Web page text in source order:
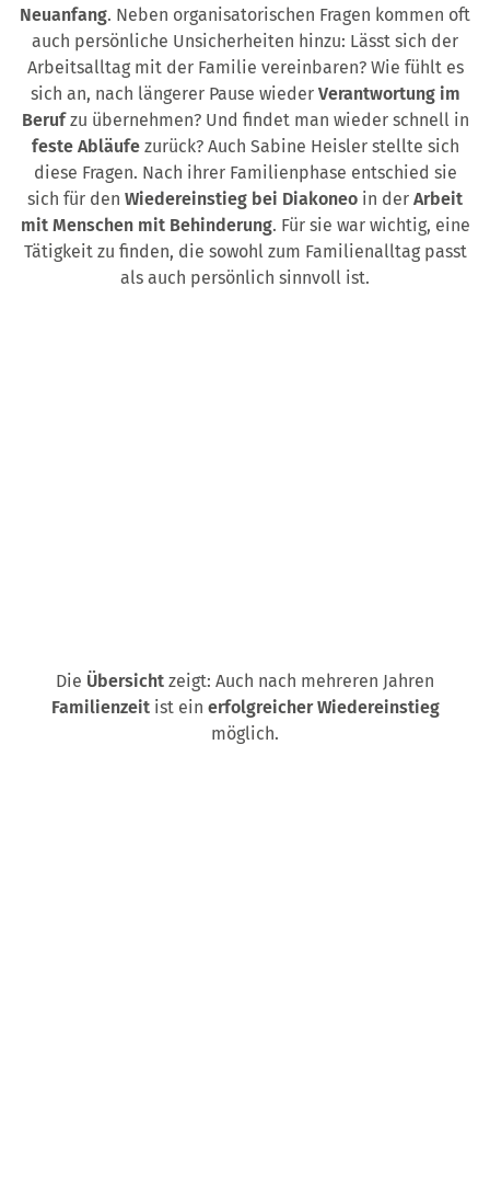
Neuanfang. Neben organisatorischen Fragen kommen oft
auch persönliche Unsicherheiten hinzu: Lässt sich der
Arbeitsalltag mit der Familie vereinbaren? Wie fühlt es
sich an, nach längerer Pause wieder Verantwortung im
Berufzu übernehmen? Und findet man wieder schnell in
feste Abläufezurück? Auch Sabine Heisler stellte sich
diese Fragen. Nach ihrer Familienphase entschied sie
sich für den Wiedereinstieg bei Diakoneo in der Arbeit
mit Menschen mit Behinderung. Für sie war wichtig, eine
Tätigkeit zu finden, die sowohl zum Familienalltag passt
als auch persönlich sinnvoll ist.
Die Übersicht zeigt: Auch nach mehreren Jahren
Familienzeitist ein erfolgreicher Wiedereinstieg
möglich.